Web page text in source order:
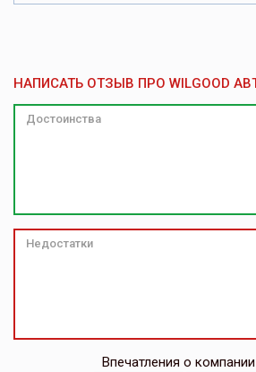
НАПИСАТЬ ОТЗЫВ ПРО WILGOOD
Впечатления о компании